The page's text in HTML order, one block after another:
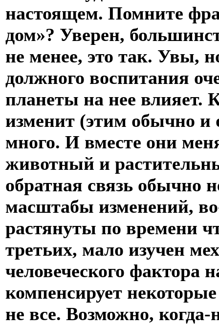
настоящем. Помните
дом»? Уверен,
не менее, это так. Увы,
должного воспитания
планеты на нее влияет.
изменит (этим обычно
много. И вместе они
животный и
обратная связь
масштабы изменений,
растянуты по времени
третьих, мало изучен
человеческого фактора
компенсирует
не все. Возможно,